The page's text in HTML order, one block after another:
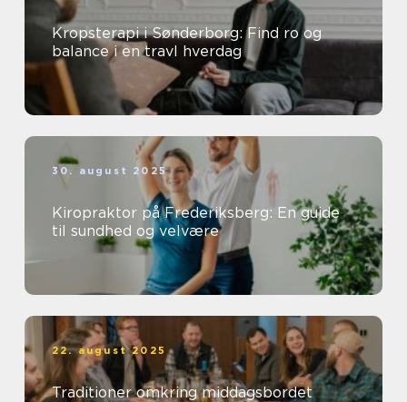
Kropsterapi i Sønderborg: Find ro og
balance i en travl hverdag
30. august 2025
Kiropraktor på Frederiksberg: En guide
til sundhed og velvære
22. august 2025
Traditioner omkring middagsbordet